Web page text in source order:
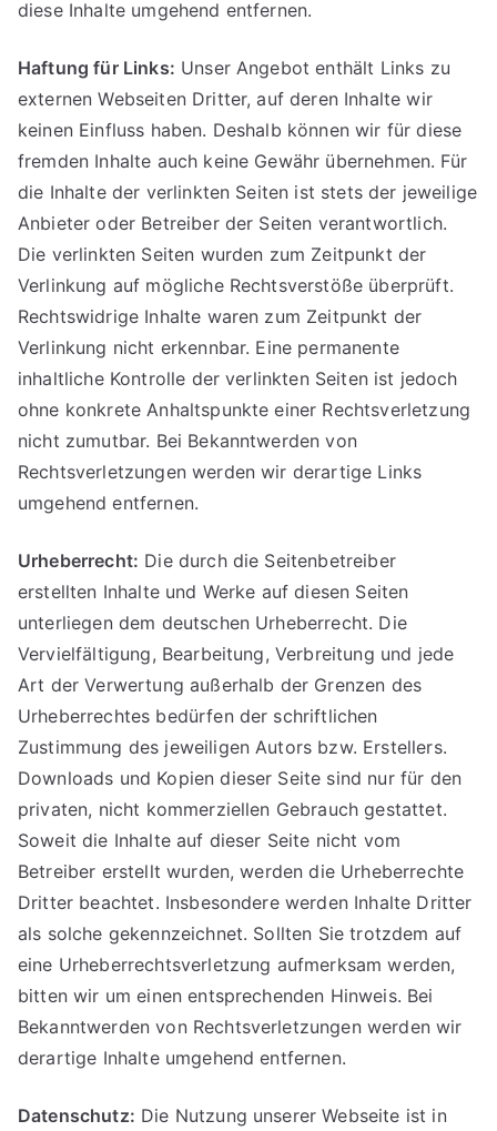
diese Inhalte umgehend entfernen.
Haftung für Links: Unser Angebot enthält Links zu
externen Webseiten Dritter, auf deren Inhalte wir
keinen Einfluss haben. Deshalb können wir für diese
fremden Inhalte auch keine Gewähr übernehmen. Für
die Inhalte der verlinkten Seiten ist stets der jeweilige
Anbieter oder Betreiber der Seiten verantwortlich.
Die verlinkten Seiten wurden zum Zeitpunkt der
Verlinkung auf mögliche Rechtsverstöße überprüft.
Rechtswidrige Inhalte waren zum Zeitpunkt der
Verlinkung nicht erkennbar. Eine permanente
inhaltliche Kontrolle der verlinkten Seiten ist jedoch
ohne konkrete Anhaltspunkte einer Rechtsverletzung
nicht zumutbar. Bei Bekanntwerden von
Rechtsverletzungen werden wir derartige Links
umgehend entfernen.
Urheberrecht: Die durch die Seitenbetreiber
erstellten Inhalte und Werke auf diesen Seiten
unterliegen dem deutschen Urheberrecht. Die
Vervielfältigung, Bearbeitung, Verbreitung und jede
Art der Verwertung außerhalb der Grenzen des
Urheberrechtes bedürfen der schriftlichen
Zustimmung des jeweiligen Autors bzw. Erstellers.
Downloads und Kopien dieser Seite sind nur für den
privaten, nicht kommerziellen Gebrauch gestattet.
Soweit die Inhalte auf dieser Seite nicht vom
Betreiber erstellt wurden, werden die Urheberrechte
Dritter beachtet. Insbesondere werden Inhalte Dritter
als solche gekennzeichnet. Sollten Sie trotzdem auf
eine Urheberrechtsverletzung aufmerksam werden,
bitten wir um einen entsprechenden Hinweis. Bei
Bekanntwerden von Rechtsverletzungen werden wir
derartige Inhalte umgehend entfernen.
Datenschutz: Die Nutzung unserer Webseite ist in